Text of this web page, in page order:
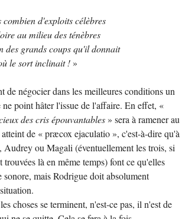
d'exploits célèbres
au milieu des ténèbres
des grands coups qu'il donnait
le sort inclinait !»
de négocier dans les meilleures conditions un
ne point hâter l'issue de l'affaire. En effet, «
des cris épouvantables» sera à ramener au
de « præcox ejaculatio », c'est-à-dire qu'à
Audrey ou Magali (éventuellement les trois, si
trouvées là en même temps) font ce qu'elles
sonore, mais Rodrigue doit absolument
choses se terminent, n'est-ce pas, il n'est de